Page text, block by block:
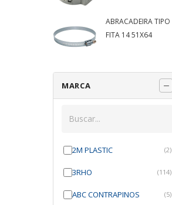
ABRACADEIRA TIPO
FITA 14 51X64
MARCA
2M PLASTIC (2)
3RHO (114)
ABC CONTRAPINOS (5)